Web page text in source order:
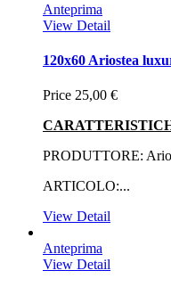
Anteprima
View Detail
120x60 Ariostea
Price 25,00 €
PRODUTTORE:
ARTICOLO:...
View Detail
Anteprima
View Detail